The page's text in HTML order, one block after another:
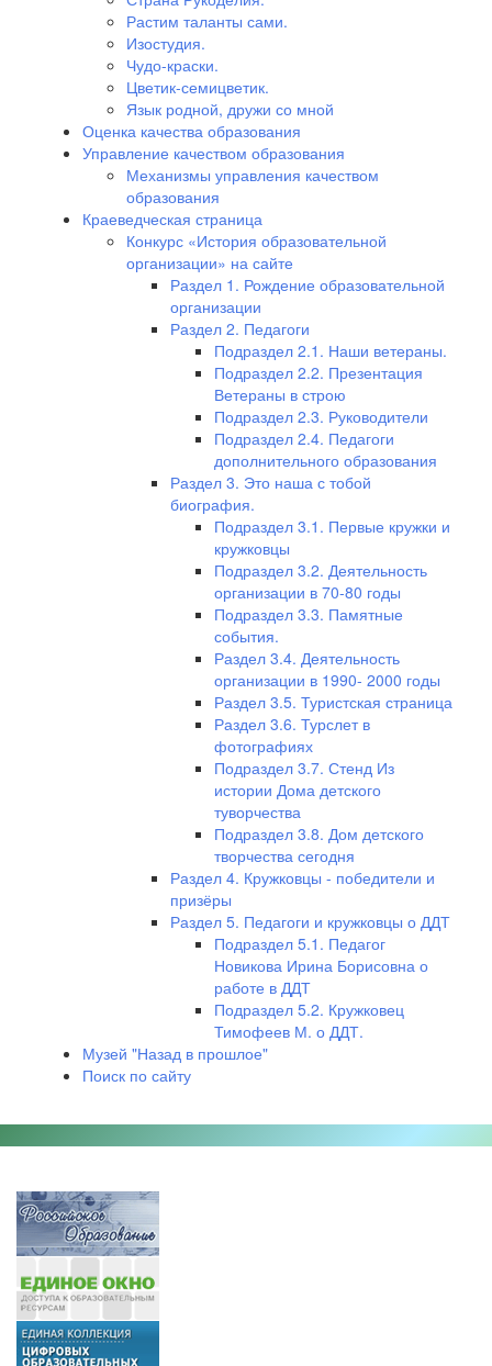
Растим таланты сами.
Изостудия.
Чудо-краски.
Цветик-семицветик.
Язык родной, дружи со мной
Оценка качества образования
Управление качеством образования
Механизмы управления качеством
образования
Краеведческая страница
Конкурс «История образовательной
организации» на сайте
Раздел 1. Рождение образовательной
организации
Раздел 2. Педагоги
Подраздел 2.1. Наши ветераны.
Подраздел 2.2. Презентация
Ветераны в строю
Подраздел 2.3. Руководители
Подраздел 2.4. Педагоги
дополнительного образования
Раздел 3. Это наша с тобой
биография.
Подраздел 3.1. Первые кружки и
кружковцы
Подраздел 3.2. Деятельность
организации в 70-80 годы
Подраздел 3.3. Памятные
события.
Раздел 3.4. Деятельность
организации в 1990- 2000 годы
Раздел 3.5. Туристская страница
Раздел 3.6. Турслет в
фотографиях
Подраздел 3.7. Стенд Из
истории Дома детского
туворчества
Подраздел 3.8. Дом детского
творчества сегодня
Раздел 4. Кружковцы - победители и
призёры
Раздел 5. Педагоги и кружковцы о ДДТ
Подраздел 5.1. Педагог
Новикова Ирина Борисовна о
работе в ДДТ
Подраздел 5.2. Кружковец
Тимофеев М. о ДДТ.
Музей "Назад в прошлое"
Поиск по сайту